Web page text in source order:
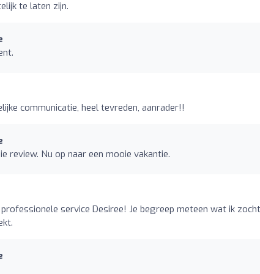
te laten zijn.
communicatie, heel tevreden, aanrader!!
review. Nu op naar een mooie vakantie.
service Desiree! Je begreep meteen wat ik